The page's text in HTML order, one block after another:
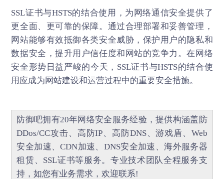
SSL证书与HSTS的结合使用，为网络通信安全提供了
更全面、更可靠的保障。通过合理部署和妥善管理，
网站能够有效抵御各类安全威胁，保护用户的隐私和
数据安全，提升用户信任度和网站的竞争力。在网络
安全形势日益严峻的今天，SSL证书与HSTS的结合使
用应成为网站建设和运营过程中的重要安全措施。
防御吧拥有20年网络安全服务经验，提供构涵盖 防
DDos/CC攻击、 高防IP、高防DNS、游戏盾、 Web
安全加速、CDN加速、 DNS安全加速 、海外服务器
租赁、 SSL证书等服务。专业技术团队全程服务支
持，如您有业务需求，欢迎联系!